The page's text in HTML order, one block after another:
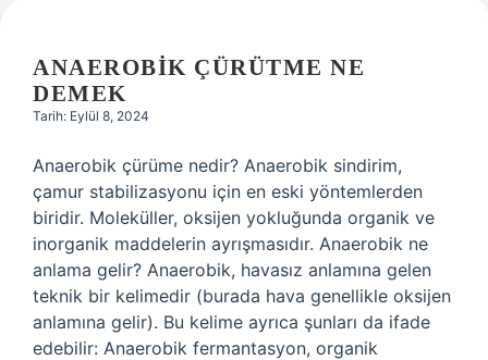
ANAEROBIK ÇÜRÜTME NE
DEMEK
Tarih: Eylül 8, 2024
Anaerobik çürüme nedir? Anaerobik sindirim,
çamur stabilizasyonu için en eski yöntemlerden
biridir. Moleküller, oksijen yokluğunda organik ve
inorganik maddelerin ayrışmasıdır. Anaerobik ne
anlama gelir? Anaerobik, havasız anlamına gelen
teknik bir kelimedir (burada hava genellikle oksijen
anlamına gelir). Bu kelime ayrıca şunları da ifade
edebilir: Anaerobik fermantasyon, organik